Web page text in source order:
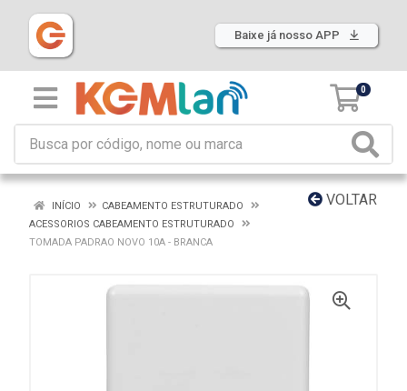
Baixe já nosso APP
0
VOLTAR
INÍCIO
CABEAMENTO ESTRUTURADO
ACESSORIOS CABEAMENTO ESTRUTURADO
TOMADA PADRAO NOVO 10A - BRANCA